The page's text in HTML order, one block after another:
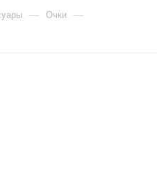
— Очки —